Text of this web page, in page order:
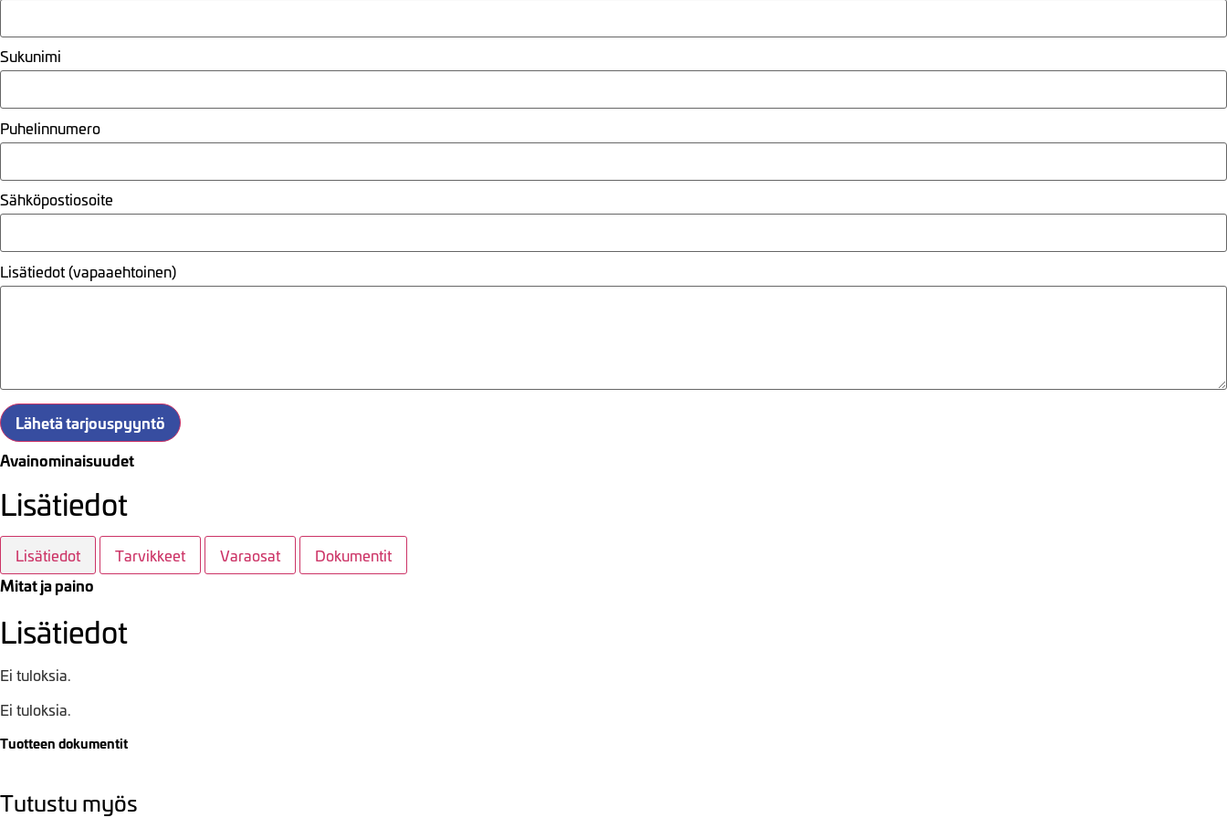
Sukunimi
Puhelinnumero
Sähköpostiosoite
Lisätiedot (vapaaehtoinen)
Lähetä tarjouspyyntö
Avainominaisuudet
Lisätiedot
Lisätiedot Tarvikkeet Varaosat Dokumentit
Mitat ja paino
Lisätiedot
Ei tuloksia.
Ei tuloksia.
Tuotteen dokumentit
Tutustu myös